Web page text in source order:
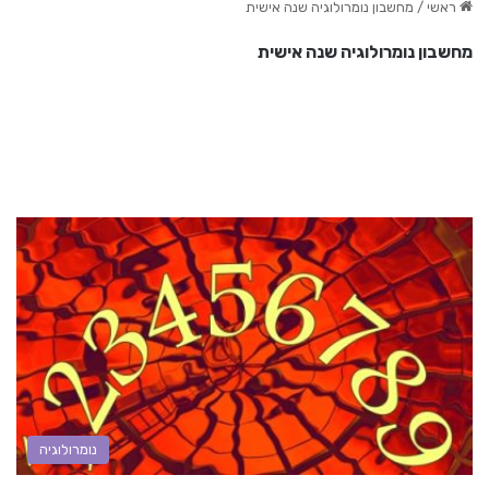
ראשי / מחשבון נומרולוגיה שנה אישית
מחשבון נומרולוגיה שנה אישית
נומרולוגיה